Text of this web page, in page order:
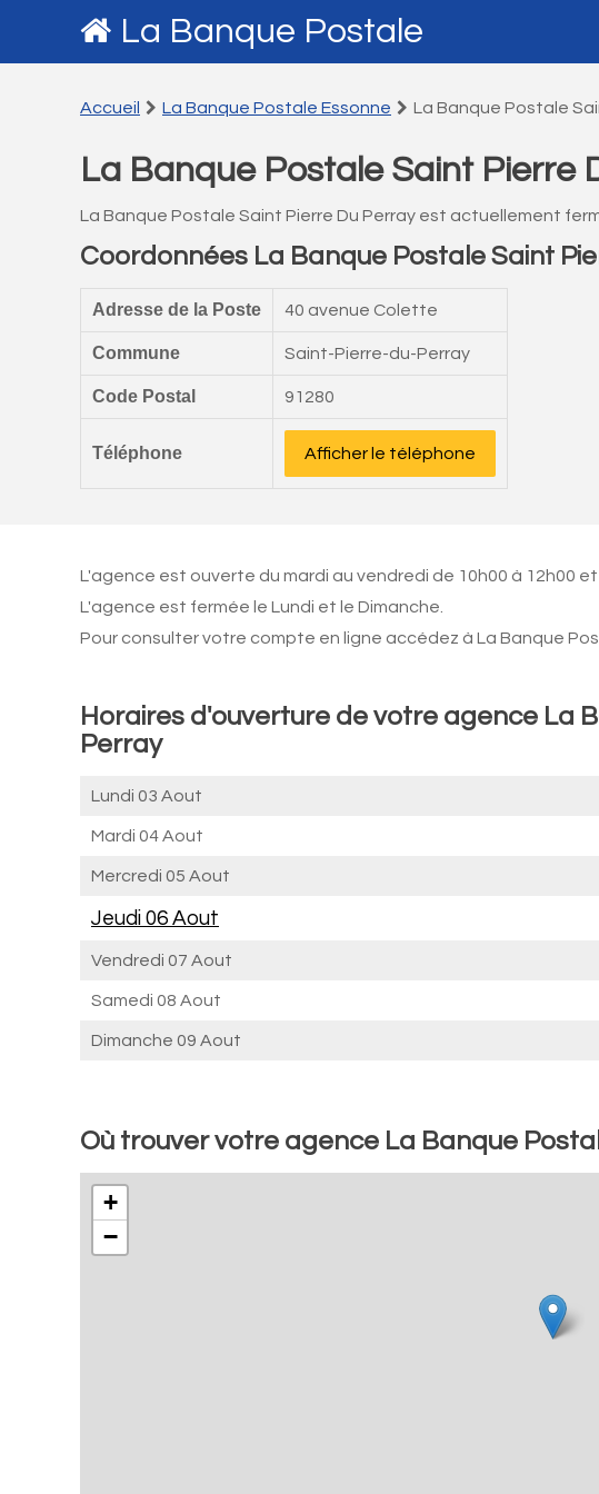
La Banque Postale
Accueil La Banque Postale Essonne La Banque Postale
La Banque Postale Saint Pierre
La Banque Postale Saint Pierre Du Perray est actuellement
Coordonnées La Banque Postale Saint
Adresse de la Poste 40 avenue Colette
Commune Saint-Pierre-du-Perray
Code Postal 91280
Téléphone Afficher le téléphone
L'agence est ouverte du mardi au vendredi de 10h00 à 12h00
L'agence est fermée le Lundi et le Dimanche.
Pour consulter votre compte en ligne accédez à La Banque
Horaires d'ouverture de votre agence La
Perray
Lundi 03 Aout
Mardi 04 Aout
Mercredi 05 Aout
Jeudi 06 Aout
Vendredi 07 Aout
Samedi 08 Aout
Dimanche 09 Aout
Où trouver votre agence La Banque
+
−